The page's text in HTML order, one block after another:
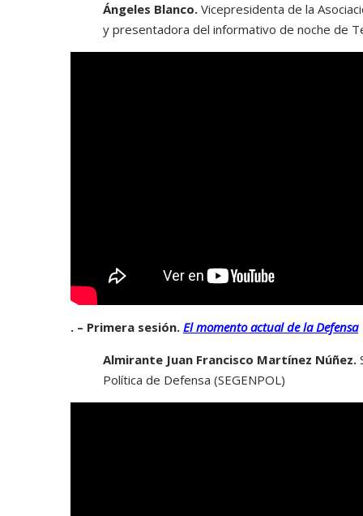
Ángeles Blanco. Vicepresidenta de la
y presentadora del informativo de noche de
. – Primera sesión. El momento actual de la Defensa
Almirante Juan Francisco Martínez Núñez.
Política de Defensa (SEGENPOL)